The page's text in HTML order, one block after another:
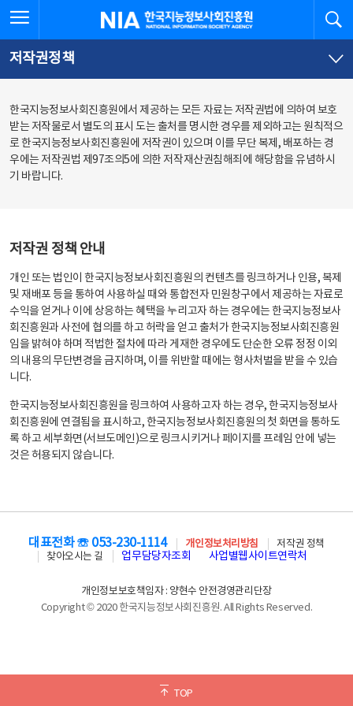
문
로
가
체
뉴
바
가
한국지능정보사회진흥원
저작권정책
한국지능정보사회진흥원에서 제공하는 모든 자료는 저작권법에 의하여 보호
받는 저작물로서 별도의 표시 도는 출처를 명시한 경우를 제외하고는 원칙적으
로 한국지능정보사회진흥원에 저작권이 있으며 이를 무단 복제, 배포하는 경
우에는 저작권법 제97조의5에 의한 저작재산권침해죄에 해당함을 유념하시
기 바랍니다.
저작권 정책 안내
개인 또는 법인이 한국지능정보사회진흥원의 컨텐츠를 링크하거나 인용, 복제
및 재배포 등을 통하여 사용하실 때와 통합전자 민원창구에서 제공하는 자료로
수익을 얻거나 이에 상응하는 혜택을 누리고자 하는 경우에는 한국지능정보사
회진흥원과 사전에 협의를 하고 허락을 얻고 출처가 한국지능정보사회진흥원
임을 밝혀야 하며 적법한 절차에 따라 게재한 경우에도 단순한 오류 정정 이외
의 내용의 무단변경을 금지하며, 이를 위반할 때에는 형사처벌을 받을 수 있습
니다.
한국지능정보사회진흥원을 링크하여 사용하고자 하는 경우, 한국지능정보사
회진흥원에 연결됨을 표시하고, 한국지능정보사회진흥원의 첫 화면을 통하도
록 하고 세부화면(서브도메인)으로 링크시키거나 페이지를 프레임 안에 넣는
것은 허용되지 않습니다.
TOP
대표전화 ☏ 053-230-1114 개인정보처리방침
저작권 정책
찾아오시는 길
업무담당자조회 사업별웹사이트연락처
개인정보보호책임자 : 양현수 안전경영관리단장
Copyright © 2020 한국지능정보사회진흥원. All Rights Reserved.